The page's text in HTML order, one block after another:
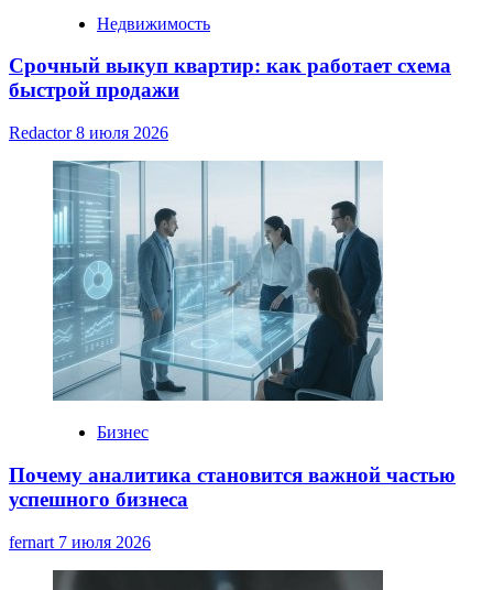
Недвижимость
Срочный выкуп квартир: как работает схема
быстрой продажи
Redactor8 июля 2026
Бизнес
Почему аналитика становится важной частью
успешного бизнеса
fernart 7 июля 2026